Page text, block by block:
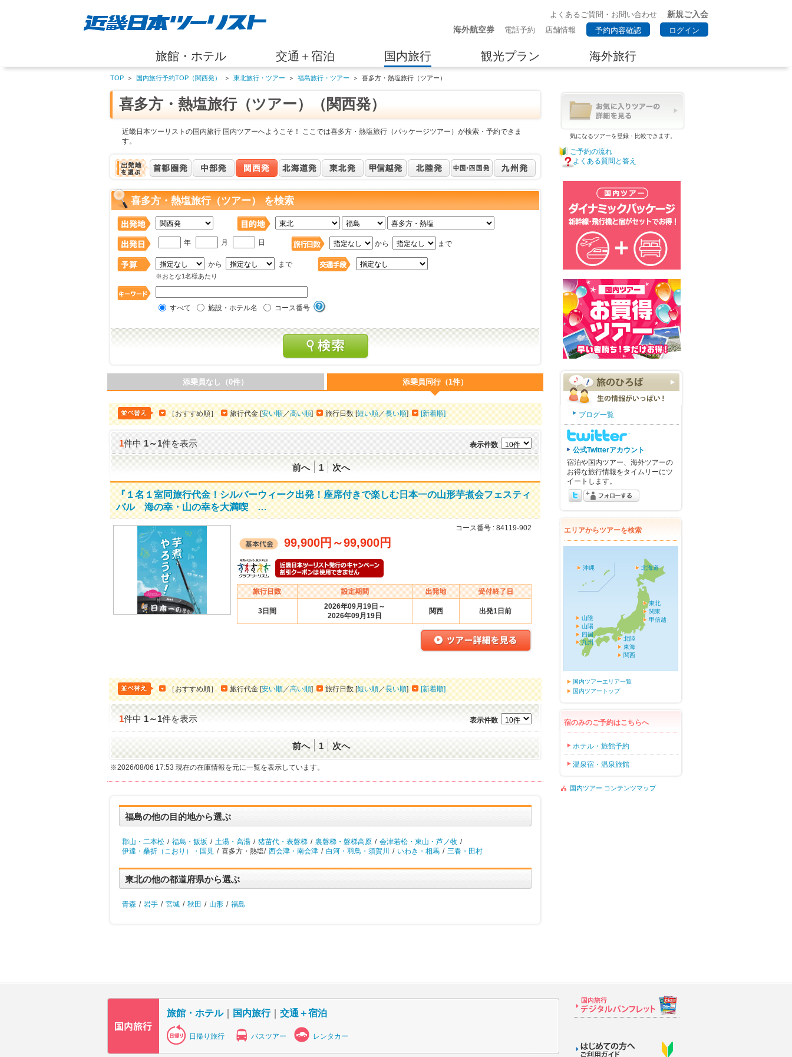
よくあるご質問・お問い合わせ
新規ご入会
海外航空券
電話予約 店舗情報 予約内容確認 ログイン
旅館・ホテル 交通＋宿泊 国内旅行 観光プラン 海外旅行
TOP ＞ 国内旅行予約TOP（関西発） ＞ 東北旅行・ツアー ＞ 福島旅行・ツアー ＞ 喜多方・熱塩旅行（ツアー）
喜多方・熱塩旅行（ツアー）（関西発）
近畿日本ツーリストの国内旅行 国内ツアーへようこそ！ ここでは喜多方・熱塩旅行（パッケージツアー）が検索・予約できま
す。
喜多方・熱塩旅行（ツアー） を検索
年 月 日 から まで
から まで
※おとな1名様あたり
すべて 施設・ホテル名 コース番号
添乗員なし（0件） 添乗員同行（1件）
［おすすめ順］ 旅行代金 [安い順／高い順] 旅行日数 [短い順／長い順] [新着順]
1件中1～1件を表示 表示件数
前へ 1 次へ
『１名１室同旅行代金！シルバーウィーク出発！座席付きで楽しむ日本一の山形芋煮会フェスティ
バル 海の幸・山の幸を大満喫 …
コース番号 : 84119-902
99,900円 ～99,900円
3日間
2026年09月19日～
2026年09月19日
関西 出発1日前
［おすすめ順］ 旅行代金 [安い順／高い順] 旅行日数 [短い順／長い順] [新着順]
1件中1～1件を表示 表示件数
前へ 1 次へ
※2026/08/06 17:53 現在の在庫情報を元に一覧を表示しています。
福島の他の目的地から選ぶ
郡山・二本松 / 福島・飯坂 / 土湯・高湯 / 猪苗代・表磐梯 / 裏磐梯・磐梯高原 / 会津若松・東山・芦ノ牧 /
伊達・桑折（こおり）・国見 / 喜多方・熱塩/ 西会津・南会津 / 白河・羽鳥・須賀川 / いわき・相馬 / 三春・田村
東北の他の都道府県から選ぶ
青森 / 岩手 / 宮城 / 秋田 / 山形 / 福島
気になるツアーを登録・比較できます。
ご予約の流れ
よくある質問と答え
ブログ一覧
公式Twitterアカウント
宿泊や国内ツアー、海外ツアーの
お得な旅行情報をタイムリーにツ
イートします。
エリアからツアーを検索
北海道
東北
関東
甲信越
北陸
東海
関西
山陰
山陽
四国
九州
沖縄
国内ツアーエリア一覧
国内ツアートップ
宿のみのご予約はこちらへ
ホテル・旅館予約
温泉宿・温泉旅館
国内ツアー コンテンツマップ
旅館・ホテル｜ 国内旅行｜ 交通＋宿泊
日帰り旅行 バスツアー レンタカー